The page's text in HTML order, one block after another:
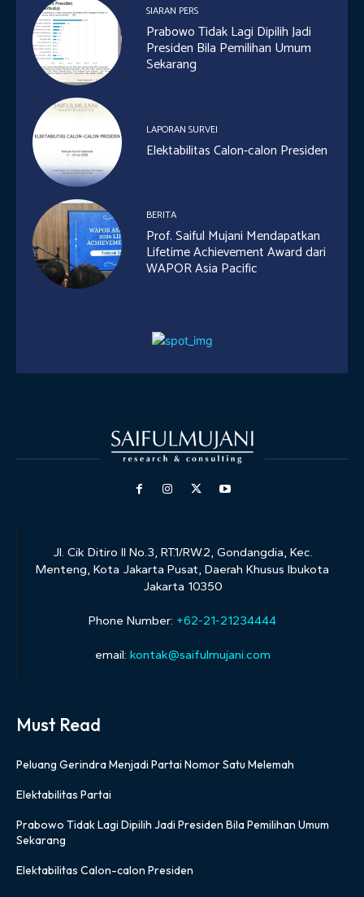
SIARAN PERS
Prabowo Tidak Lagi Dipilih Jadi
Presiden Bila Pemilihan Umum
Sekarang
LAPORAN SURVEI
Elektabilitas Calon-calon Presiden
BERITA
Prof. Saiful Mujani Mendapatkan
Lifetime Achievement Award dari
WAPOR Asia Pacific
Jl. Cik Ditiro II No.3, RT.1/RW.2, Gondangdia, Kec.
Menteng, Kota Jakarta Pusat, Daerah Khusus Ibukota
Jakarta 10350
Phone Number: +62-21-21234444
email: kontak@saifulmujani.com
Must Read
Peluang Gerindra Menjadi Partai Nomor Satu Melemah
Elektabilitas Partai
Prabowo Tidak Lagi Dipilih Jadi Presiden Bila Pemilihan Umum
Sekarang
Elektabilitas Calon-calon Presiden